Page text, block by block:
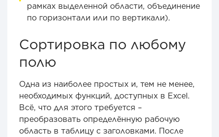
рамках выделенной области, объединение
по горизонтали или по вертикали).
Сортировка по любому
полю
Одна из наиболее простых и, тем не менее,
необходимых функций, доступных в Excel.
Всё, что для этого требуется –
преобразовать определённую рабочую
область в таблицу с заголовками. После